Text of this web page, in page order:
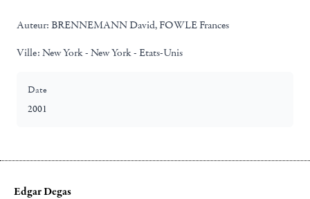
Auteur: BRENNEMANN David, FOWLE Frances
Ville: New York - New York - Etats-Unis
Date
2001
Edgar Degas